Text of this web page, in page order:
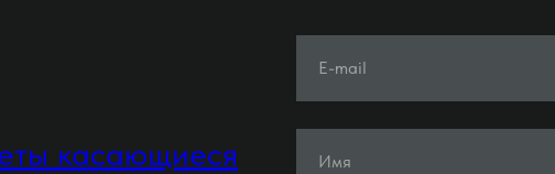
касающиеся
E-mail
Имя